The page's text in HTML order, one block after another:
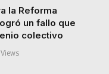
la Reforma
un fallo que
colectivo
Views